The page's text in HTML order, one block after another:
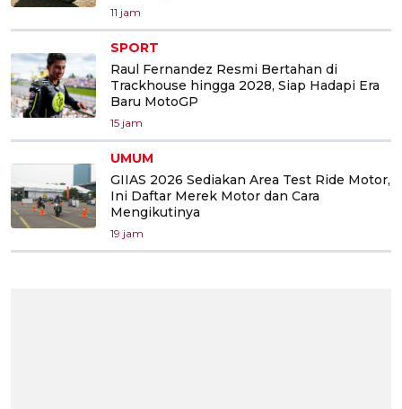
11 jam
SPORT
Raul Fernandez Resmi Bertahan di
Trackhouse hingga 2028, Siap Hadapi Era
Baru MotoGP
15 jam
UMUM
GIIAS 2026 Sediakan Area Test Ride Motor,
Ini Daftar Merek Motor dan Cara
Mengikutinya
19 jam